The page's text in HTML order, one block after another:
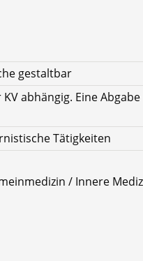
gestaltbar
abhängig. Eine
Tätigkeiten
/ Innere